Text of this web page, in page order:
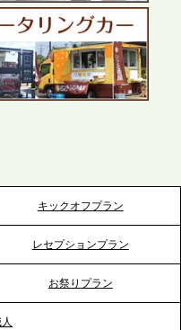
まで、現地拠点を活
タリングのセカンド
キックオフプラン
レセプションプラン
お祭りプラン